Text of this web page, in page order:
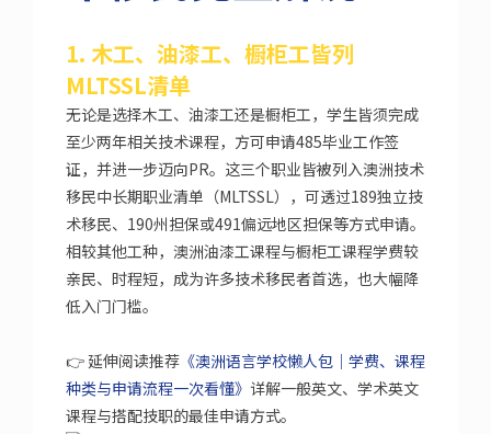
1. 木工、油漆工、橱柜工皆列
MLTSSL清单
无论是选择木工、油漆工还是橱柜工，学生皆须完成
至少两年相关技术课程，方可申请485毕业工作签
证，并进一步迈向PR。这三个职业皆被列入澳洲技术
移民中长期职业清单（MLTSSL），可透过189独立技
术移民、190州担保或491偏远地区担保等方式申请。
相较其他工种，澳洲油漆工课程与橱柜工课程学费较
亲民、时程短，成为许多技术移民者首选，也大幅降
低入门门槛。
👉 延伸阅读推荐 《澳洲语言学校懒人包｜学费、课程
种类与申请流程一次看懂》 详解一般英文、学术英文
课程与搭配技职的最佳申请方式。